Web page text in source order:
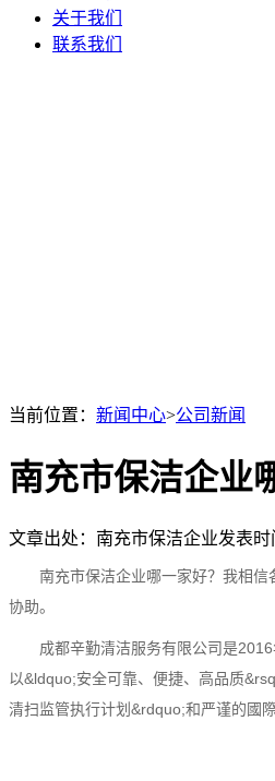
关于我们
联系我们
当前位置： 新闻中心>公司新闻
南充市保洁企业
文章出处：南充市保洁企业发表时
南充市保洁企业哪一家好？我相
协助。
成都辛勤清洁服务有限公司是
以&ldquo;安全可靠、便捷、高品质
清扫监管执行计划&rdquo;和严谨的國